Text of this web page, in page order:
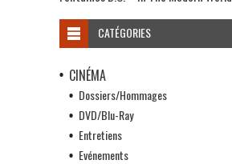
CATÉGORIES
CINÉMA
Dossiers/Hommages
DVD/Blu-Ray
Entretiens
Evénements